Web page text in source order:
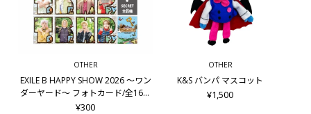
OTHER
EXILE B HAPPY SHOW 2026 ～ワン
ダーヤード～ フォトカード/全16種
＋シークレット8種
¥300
OTHER
K&S バンパ マスコット
¥1,500